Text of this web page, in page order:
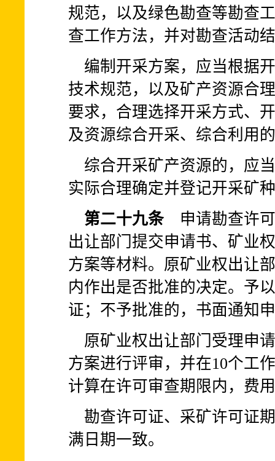
规范，以及绿色勘查等勘查
查工作方法，并对勘查活动
编制开采方案，应当根据
技术规范，以及矿产资源合
要求，合理选择开采方式、
及资源综合开采、综合利用
综合开采矿产资源的，应
实际合理确定并登记开采矿
第二十九条申请勘查许可
出让部门提交申请书、矿业
方案等材料。原矿业权出让
内作出是否批准的决定。予
证；不予批准的，书面通知
原矿业权出让部门受理申
方案进行评审，并在10个工
计算在许可审查期限内，费
勘查许可证、采矿许可证
满日期一致。